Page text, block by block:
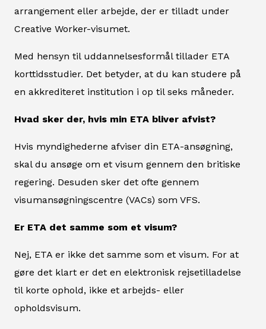
arrangement eller arbejde, der er tilladt under
Creative Worker-visumet.
Med hensyn til uddannelsesformål tillader ETA
korttidsstudier. Det betyder, at du kan studere på
en akkrediteret institution i op til seks måneder.
Hvad sker der, hvis min ETA bliver afvist?
Hvis myndighederne afviser din ETA-ansøgning,
skal du ansøge om et visum gennem den britiske
regering. Desuden sker det ofte gennem
visumansøgningscentre (VACs) som VFS.
Er ETA det samme som et visum?
Nej, ETA er ikke det samme som et visum. For at
gøre det klart er det en elektronisk rejsetilladelse
til korte ophold, ikke et arbejds- eller
opholdsvisum.